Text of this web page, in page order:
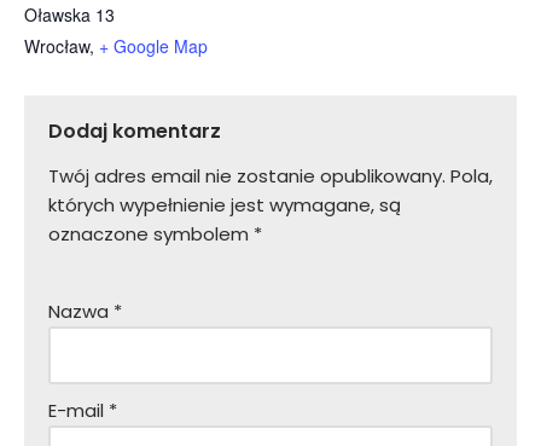
Oławska 13
Wrocław, + Google Map
Dodaj komentarz
Twój adres email nie zostanie opublikowany. Pola,
których wypełnienie jest wymagane, są
oznaczone symbolem *
Nazwa *
E-mail *